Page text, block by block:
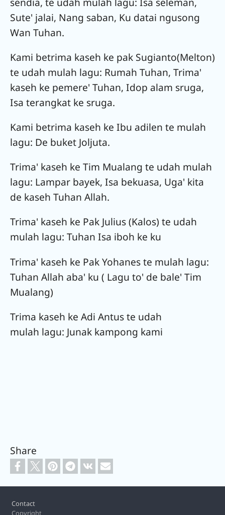
Sute' jalai, Nang saban, Ku datai ngusong
Wan Tuhan.
Kami betrima kaseh ke pak Sugianto(Melton)
te udah mulah lagu: Rumah Tuhan, Trima'
kaseh ke pemere' Tuhan, Idop alam sruga,
Isa terangkat ke sruga.
Kami betrima kaseh ke Ibu adilen te mulah
lagu: De buket Joljuta.
Trima' kaseh ke Tim Mualang te udah mulah
lagu: Lampar bayek, Isa bekuasa, Uga' kita
de kaseh Tuhan Allah.
Trima' kaseh ke Pak Julius (Kalos) te udah
mulah lagu: Tuhan Isa iboh ke ku
Trima' kaseh ke Pak Yohanes te mulah lagu:
Tuhan Allah aba' ku ( Lagu to' de bale' Tim
Mualang)
Trima kaseh ke Adi Antus te udah
mulah lagu: Junak kampong kami
Share
Footer
Contact
Copyright